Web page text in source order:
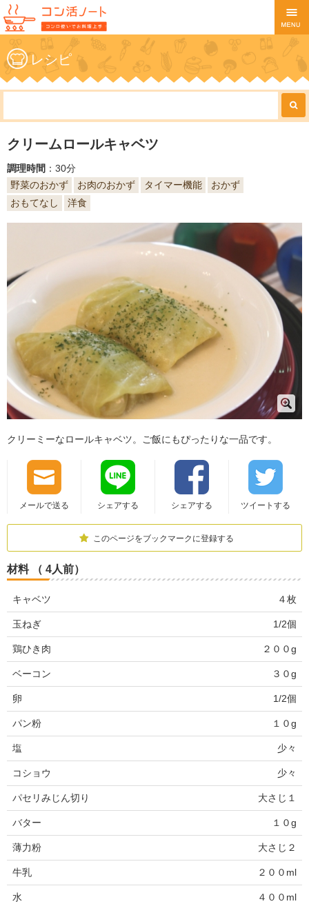
レシピ
クリームロールキャベツ
調理時間 ：30分
野菜のおかず
お肉のおかず タイマー機能
おかず
おもてなし
洋食
クリーミーなロールキャベツ。ご飯にもぴったりな一品です。
メールで送る シェアする シェアする ツイートする
このページをブックマークに登録する
材料 （ 4人前）
キャベツ ４枚
玉ねぎ 1/2個
鶏ひき肉 ２００g
ベーコン ３０g
卵 1/2個
パン粉 １０g
塩 少々
コショウ 少々
パセリみじん切り 大さじ１
バター １０g
薄力粉 大さじ２
牛乳 ２００ml
水 ４００ml